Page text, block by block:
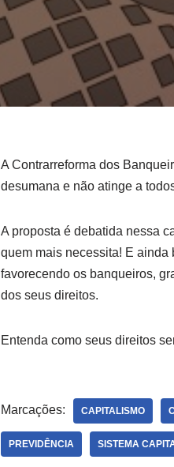
A Contrarreforma dos
desumana e não atinge a
A proposta é debatida nessa
quem mais necessita! E
favorecendo os banqueiros,
dos seus direitos.
Entenda como seus direitos
Marcações: CAPITALISMO
PREVIDÊNCIA SISTEMA